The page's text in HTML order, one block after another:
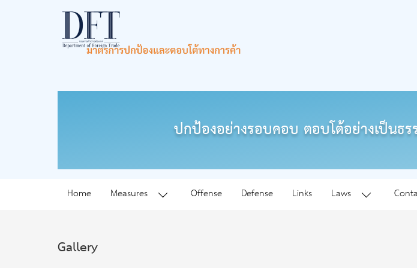
ปกป้องอย่างรอบคอบ ตอบโต้อย่างเป็นธ
Home Measures Offense Defense Links Laws
Gallery